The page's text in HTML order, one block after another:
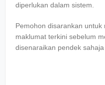
diperlukan dalam sistem.
Pemohon disarankan
maklumat terkini sebelum
disenaraikan pendek